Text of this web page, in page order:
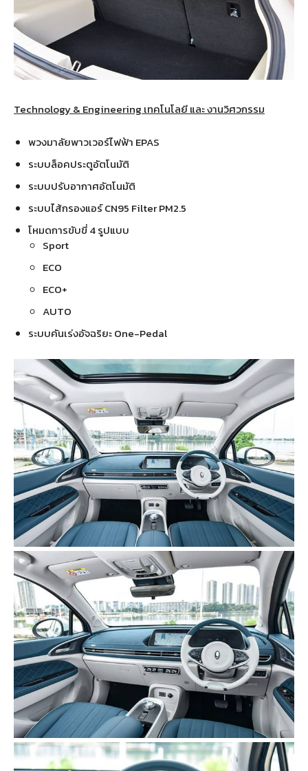
Technology & Engineering เทคโนโลยี และ งานวิศวกรรม
พวงมาลัยพาวเวอร์ไฟฟ้า EPAS
ระบบล็อคประตูอัตโนมัติ
ระบบปรับอากาศอัตโนมัติ
ระบบไส้กรองแอร์ CN95 Filter PM2.5
โหมดการขับขี่ 4 รูปแบบ
Sport
ECO
ECO+
AUTO
ระบบคันเร่งอัจฉริยะ One-Pedal